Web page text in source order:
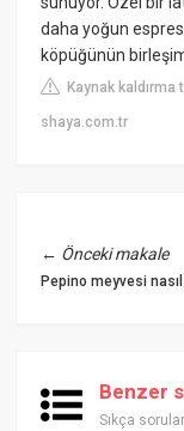
daha yoğun
köpüğünün
Kaynak kaldırma
shaya.com.tr
← Önceki makale
Pepino meyvesi
Benzer
Sıkça